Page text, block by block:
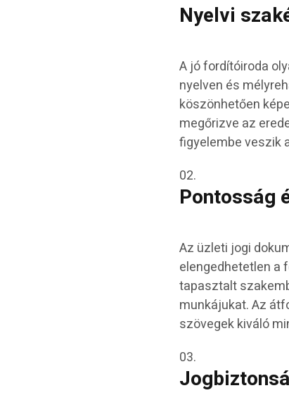
Nyelvi
A jó fordítóiroda
nyelven és
köszönhetően
megőrizve az
figyelembe veszik
Pontosság
Az üzleti jogi
elengedhetetlen a
tapasztalt
munkájukat. Az
szövegek kiváló